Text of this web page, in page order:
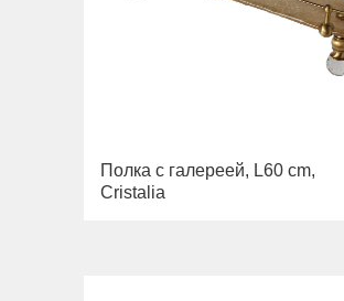
Полка с галереей, L60 cm,
Cristalia